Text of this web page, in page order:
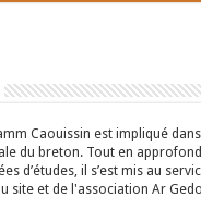
Caouissin est impliqué
du breton. Tout en
d’études, il s’est mis au
site et de l'association Ar